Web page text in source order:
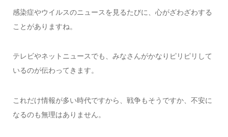
感染症やウイルスのニュースを見るたびに、心がざわざわする
ことがありますね。
テレビやネットニュースでも、みなさんがかなりピリピリして
いるのが伝わってきます。
これだけ情報が多い時代ですから、戦争もそうですか、不安に
なるのも無理はありません。